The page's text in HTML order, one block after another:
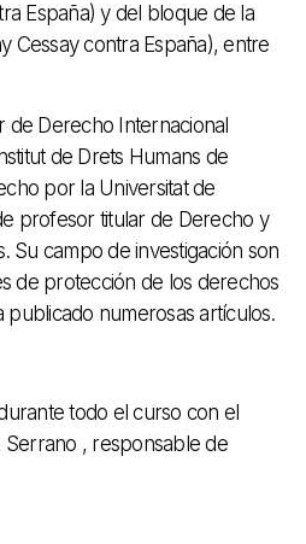
España) y del bloque de la
Cessay contra España), entre
de Derecho Internacional
de Drets Humans de
por la Universitat de
profesor titular de Derecho y
Su campo de investigación son
de protección de los derechos
publicado numerosas artículos.
todo el curso con el
, responsable de